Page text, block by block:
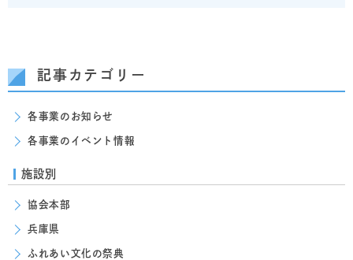
記事カテゴリー
各事業のお知らせ
各事業のイベント情報
施設別
協会本部
兵庫県
ふれあい文化の祭典